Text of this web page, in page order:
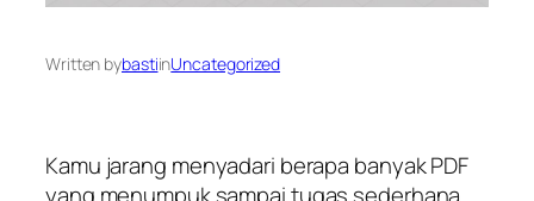
Written bybastiinUncategorized
Kamu jarang menyadari berapa banyak PDF